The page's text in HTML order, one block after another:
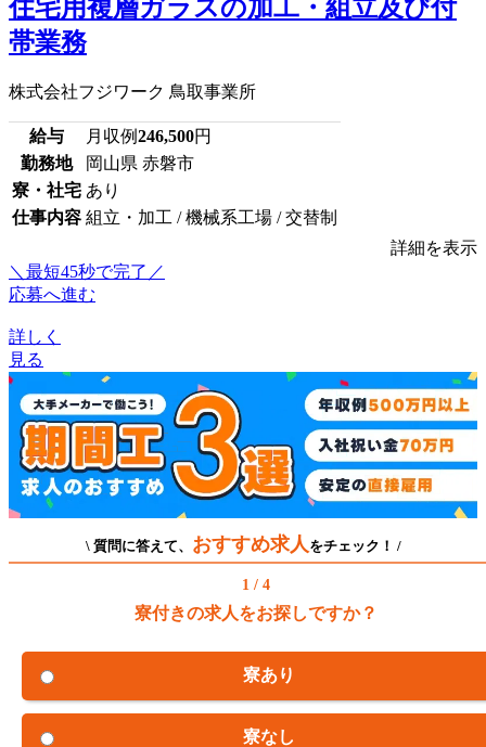
住宅用複層ガラスの加工・組立及び付
帯業務
株式会社フジワーク 鳥取事業所
給与 月収例246,500円
勤務地
岡山県 赤磐市
寮・社宅 あり
仕事内容 組立・加工 / 機械系工場 / 交替制
詳細を表示
＼最短45秒で完了／
応募へ進む
詳しく
見る
\ 質問に答えて、 おすすめ求人 をチェック！ /
1 / 4
寮付きの求人をお探しですか？
寮あり
寮なし